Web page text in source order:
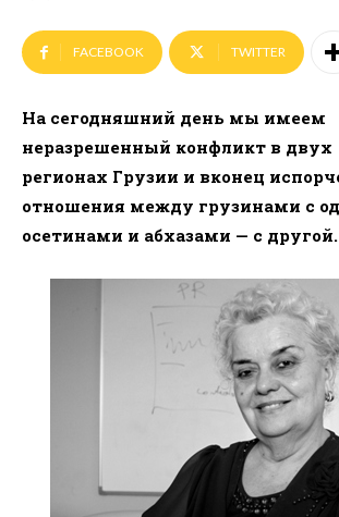
FACEBOOK TWITTER
На сегодняшний день мы имеем
неразрешенный конфликт в двух
регионах Грузии и вконец
отношения между грузинами с
осетинами и абхазами — с другой.